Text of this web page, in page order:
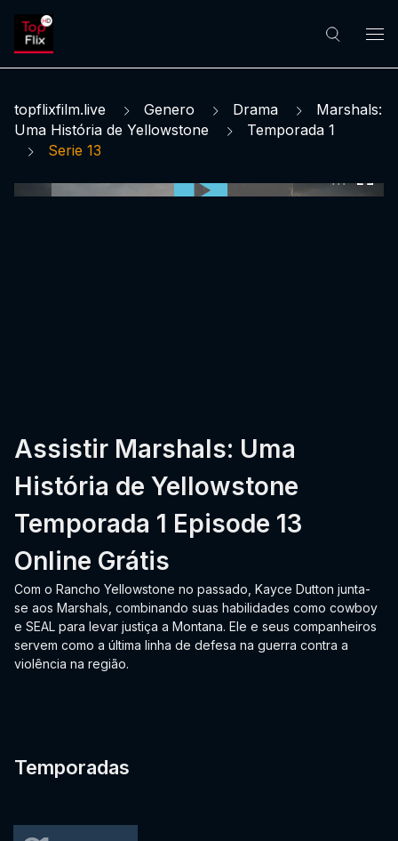
topflixfilm.live Genero Drama
Marshals:
Uma História de Yellowstone
Temporada 1
Serie 13
Assistir Marshals: Uma
História de Yellowstone
Temporada 1 Episode 13
Online Grátis
Com o Rancho Yellowstone no passado, Kayce Dutton junta-
se aos Marshals, combinando suas habilidades como cowboy
e SEAL para levar justiça a Montana. Ele e seus companheiros
servem como a última linha de defesa na guerra contra a
violência na região.
Temporadas